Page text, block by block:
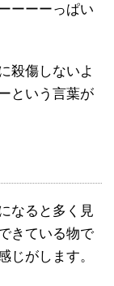
ーーーっぱい
殺傷しないよ
という言葉が
なると多く見
きている物で
じがします。